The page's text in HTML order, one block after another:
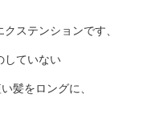
ステンションです、
していない
髪をロングに、